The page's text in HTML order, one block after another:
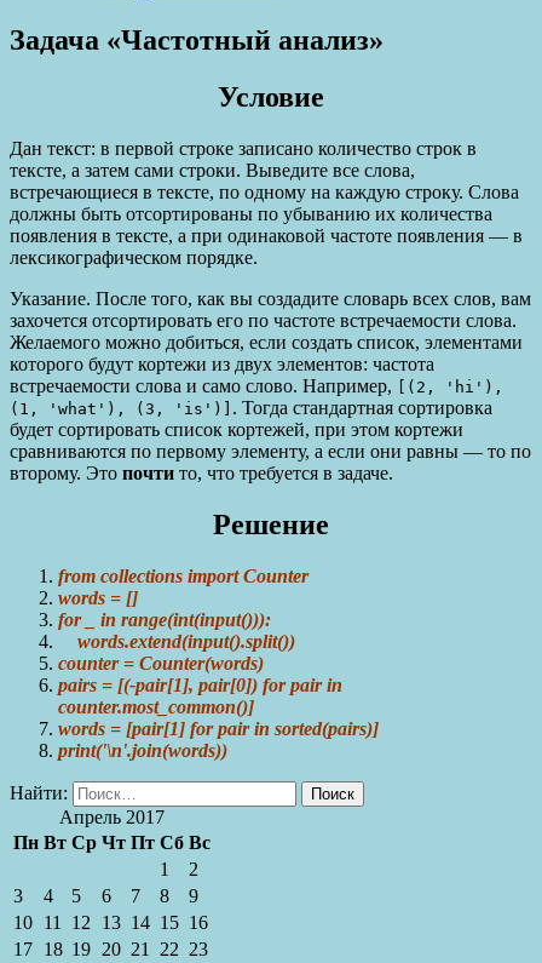
Задача «Частотный анализ»
Условие
Дан текст: в первой строке записано количество строк в
тексте, а затем сами строки. Выведите все слова,
встречающиеся в тексте, по одному на каждую строку. Слова
должны быть отсортированы по убыванию их количества
появления в тексте, а при одинаковой частоте появления — в
лексикографическом порядке.
Указание. После того, как вы создадите словарь всех слов, вам
захочется отсортировать его по частоте встречаемости слова.
Желаемого можно добиться, если создать список, элементами
которого будут кортежи из двух элементов: частота
встречаемости слова и само слово. Например, [(2, 'hi'),
(1, 'what'), (3, 'is')] . Тогда стандартная сортировка
будет сортировать список кортежей, при этом кортежи
сравниваются по первому элементу, а если они равны — то по
второму. Это почти то, что требуется в задаче.
Решение
from collections import Counter
words = []
for _ in range(int(input())):
words.extend(input().split())
counter = Counter(words)
pairs = [(-pair[1], pair[0]) for pair in
counter.most_common()]
words = [pair[1] for pair in sorted(pairs)]
print('\n'.join(words))
Найти:
Апрель 2017
Пн Вт Ср Чт Пт Сб Вс
1
2
3
4 5 6 7 8
9
10 11 12 13 14 15 16
17 18 19 20 21 22 23